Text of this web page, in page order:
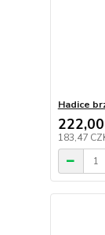
Hadice
183,47